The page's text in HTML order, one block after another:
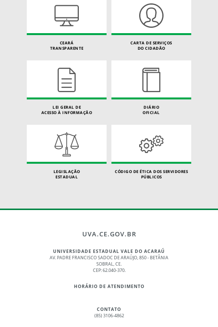
CEARÁ
TRANSPARENTE
CARTA DE SERVIÇOS
DO CIDADÃO
LEI GERAL DE
ACESSO À INFORMAÇÃO
DIÁRIO
OFICIAL
LEGISLAÇÃO
ESTADUAL
CÓDIGO DE ÉTICA DOS SERVIDORES
PÚBLICOS
UVA.CE.GOV.BR
UNIVERSIDADE ESTADUAL VALE DO ACARAÚ
AV. PADRE FRANCISCO SADOC DE ARAÚJO, 850 - BETÂNIA
SOBRAL, CE.
CEP: 62.040-370.
HORÁRIO DE ATENDIMENTO
CONTATO
(85) 3106-4862